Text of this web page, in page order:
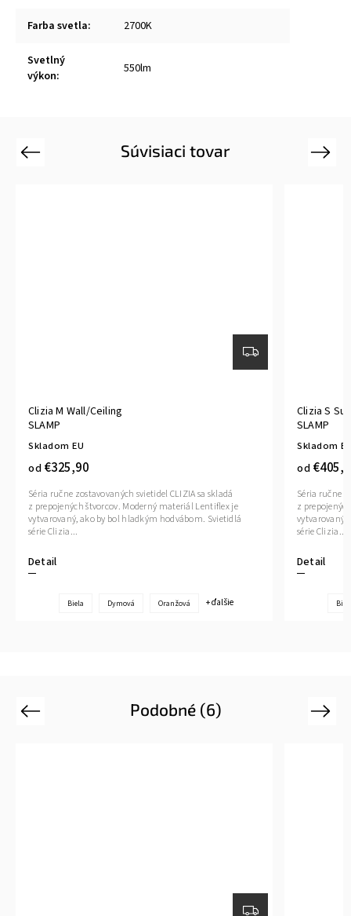
Farba svetla: 2700K
Svetlný
výkon: 550lm
Súvisiaci tovar
Previous
Clizia M Wall/Ceiling
SLAMP
Skladom EU
od €325,90
Detail
Séria ručne zostavovaných svietidel CLIZIA sa skladá
z prepojených štvorcov. Moderný materiál Lentiflex je
vytvarovaný, ako by bol hladkým hodvábom. Svietidlá
série Clizia...
Biela Dymová Oranžová + ďalšie
Clizia S
SLAMP
Skladom
od
Detail
Séria ručne
z
vytvarovaný,
série Clizia...
Next
Podobné (6)
Previous Next